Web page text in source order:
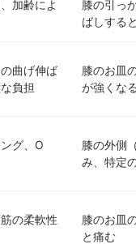
加齢によ
膝の引っ
ばしする
曲げ伸ば
負担
膝のお皿
が強くなる
グ、O
膝の外側
み、特定
の柔軟性
膝のお皿
と痛む